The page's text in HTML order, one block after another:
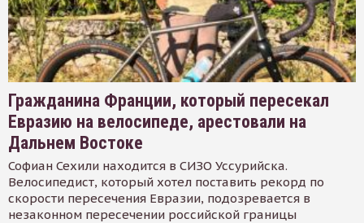
Гражданина Франции, который пересекал
Евразию на велосипеде, арестовали на
Дальнем Востоке
Софиан Сехили находится в СИЗО Уссурийска.
Велосипедист, который хотел поставить рекорд по
скорости пересечения Евразии, подозревается в
незаконном пересечении российской границы